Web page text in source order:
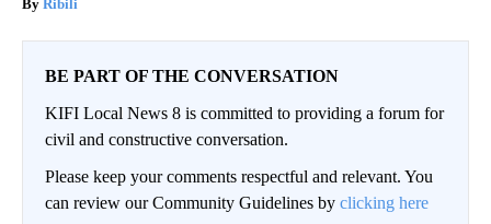
Ribili
BE PART OF THE CONVERSATION
KIFI Local News 8 is committed to providing a forum for
civil and constructive conversation.
Please keep your comments respectful and relevant. You
can review our Community Guidelines by clicking here